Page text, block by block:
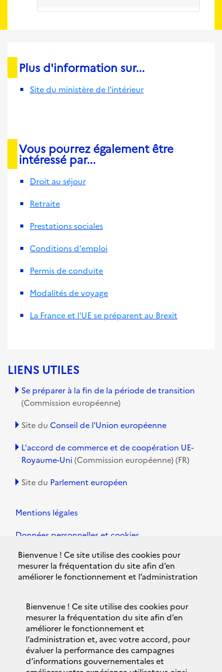
Bienvenue ! Ce site utilise des cookies pour
mesurer la fréquentation du site afin d’en
améliorer le fonctionnement et
l’administration et, avec votre accord, pour
évaluer la performance des campagnes
d’informations gouvernementales et
Bienvenue ! Ce site utilise des cookies pour
mesurer la fréquentation du site afin d’en
améliorer le fonctionnement et l’administration
gouvernementales et améliorer votre expérience
utilisateur, ainsi que pour vous proposer des
services interactifs fournis par nos partenaires.
Nous conservons votre choix pendant 13 mois.
Vous pouvez changer ce choix à tout moment en
Plus d'information sur...
Site du ministère de l'intérieur
Vous pourrez également être
intéressé par...
Droit au séjour
Retraite
Prestations sociales
Conditions d'emploi
Permis de conduite
Modalités de voyage
La France et l'UE se préparent au Brexit
LIENS UTILES
Se préparer à la fin de la période de transition
(Commission européenne)
Site du Conseil de l'Union européenne
L'accord de commerce et de coopération UE-
Royaume-Uni (Commission européenne) (FR)
Site du Parlement européen
Mentions légales
Données personnelles et cookies
Accessibilité
Plan du site
Contacts
Politique de confidentialité
Bandeau des cookies